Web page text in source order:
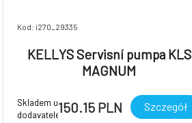
Kod: i270_29335
KELLYS Servisní pumpa KLS
MAGNUM
Skladem u
dodavatele150.15 PLN Szczegół